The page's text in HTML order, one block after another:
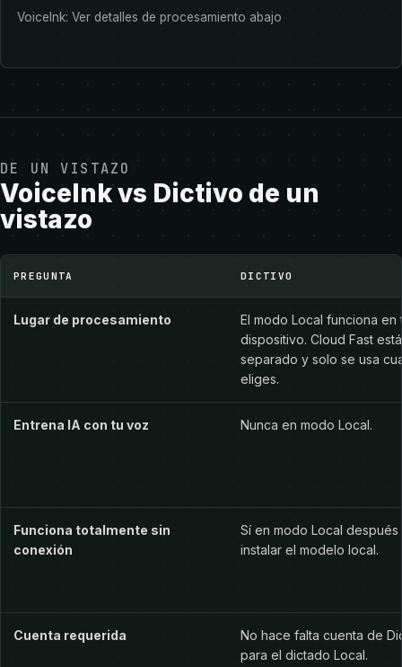
VoiceInk: Ver detalles de procesamiento abajo
DE UN VISTAZO
VoiceInk vs Dictivo de un
vistazo
PREGUNTA DICTIVO
Lugar de procesamiento
El modo Local funciona en
dispositivo. Cloud Fast está
separado y solo se usa
eliges.
Entrena IA con tu voz Nunca en modo Local.
Funciona totalmente sin
conexión
Sí en modo Local
instalar el modelo local.
Cuenta requerida
No hace falta cuenta de
para el dictado Local.